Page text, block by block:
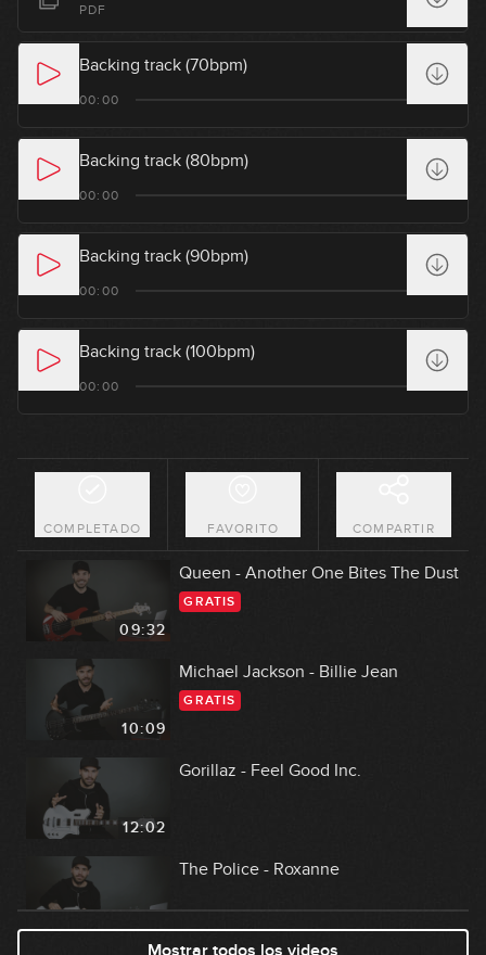
PDF
Backing track (70bpm)
00:00
Backing track (80bpm)
00:00
Backing track (90bpm)
00:00
Backing track (100bpm)
00:00
COMPLETADO FAVORITO COMPARTIR
09:32
Queen - Another One Bites The Dust
GRATIS
10:09
Michael Jackson - Billie Jean
GRATIS
12:02
Gorillaz - Feel Good Inc.
13:11
The Police - Roxanne
Mostrar todos los videos